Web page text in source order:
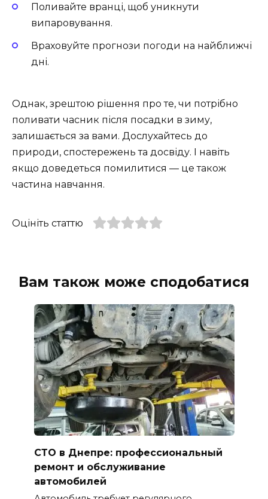
Поливайте вранці, щоб уникнути
випаровування.
Враховуйте прогнози погоди на найближчі
дні.
Однак, зрештою рішення про те, чи потрібно
поливати часник після посадки в зиму,
залишається за вами. Дослухайтесь до
природи, спостережень та досвіду. І навіть
якщо доведеться помилитися — це також
частина навчання.
Оцініть статтю
Вам також може сподобатися
СТО в Днепре: профессиональный
ремонт и обслуживание
автомобилей